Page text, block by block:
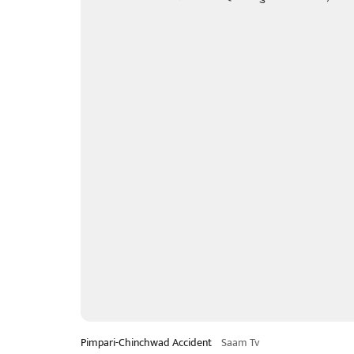
Pimpari-Chinchwad Accident Saam Tv